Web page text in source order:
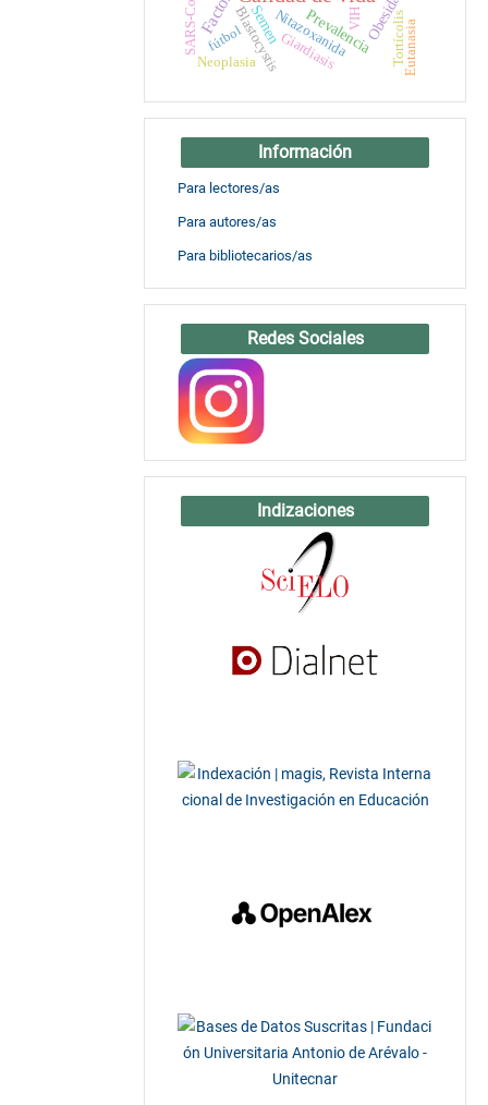
Obesidad
Semen Prevalencia
Nitazoxanida
Giardiasis
Blastocystis Tortícolis
VIH
fútbol Eutanasia
Neoplasia
SARS-CoV-2
Información
Para lectores/as
Para autores/as
Para bibliotecarios/as
Redes Sociales
Indizaciones